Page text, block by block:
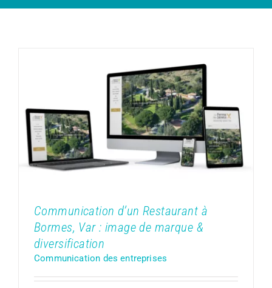
Communication d’un Restaurant à
Bormes, Var : image de marque &
diversification
Communication des entreprises
Communication d’un Restaurant à
Bormes, Var : image de marque &
diversification
Communication des entreprises